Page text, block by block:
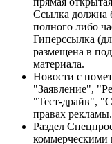
Ссылка должна
полного либо
Гиперссылка
размещена в
материала.
Новости с
"Заявление",
"Тест-драйв",
правах рекламы.
Раздел
коммерческими